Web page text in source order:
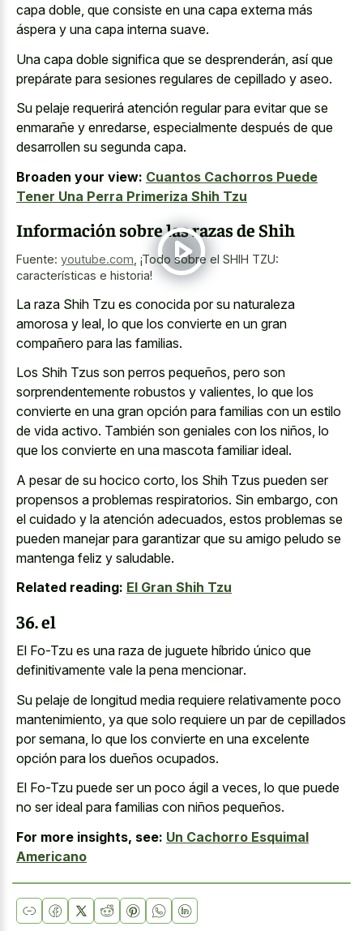
capa doble, que consiste en una capa externa más
áspera y una capa interna suave.
Una capa doble significa que se desprenderán, así que
prepárate para sesiones regulares de cepillado y aseo.
Su pelaje requerirá atención regular para evitar que se
enmarañe y enredarse, especialmente después de que
desarrollen su segunda capa.
Broaden your view: Cuantos Cachorros Puede
Tener Una Perra Primeriza Shih Tzu
Información sobre las razas de Shih
Fuente: youtube.com ¡Todo sobre el SHIH TZU:
características e historia!
La raza Shih Tzu es conocida por su naturaleza
amorosa y leal, lo que los convierte en un gran
compañero para las familias.
Los Shih Tzus son perros pequeños, pero son
sorprendentemente robustos y valientes, lo que los
convierte en una gran opción para familias con un estilo
de vida activo. También son geniales con los niños, lo
que los convierte en una mascota familiar ideal.
A pesar de su hocico corto, los Shih Tzus pueden ser
propensos a problemas respiratorios. Sin embargo, con
el cuidado y la atención adecuados, estos problemas se
pueden manejar para garantizar que su amigo peludo se
mantenga feliz y saludable.
Related reading: El Gran Shih Tzu
36. el
El Fo-Tzu es una raza de juguete híbrido único que
definitivamente vale la pena mencionar.
Su pelaje de longitud media requiere relativamente poco
mantenimiento, ya que solo requiere un par de cepillados
por semana, lo que los convierte en una excelente
opción para los dueños ocupados.
El Fo-Tzu puede ser un poco ágil a veces, lo que puede
no ser ideal para familias con niños pequeños.
For more insights, see: Un Cachorro Esquimal
Americano